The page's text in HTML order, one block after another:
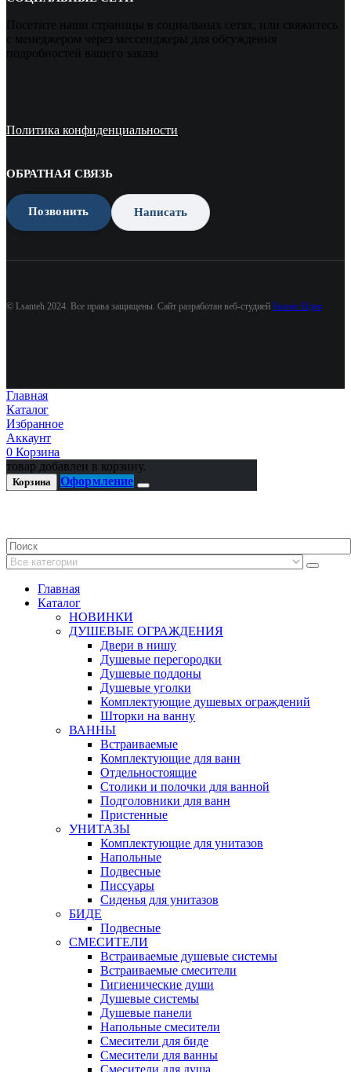
Посетите наши страницы в социальных сетях, или свяжитесь
с менеджером через мессенджеры для обсуждения
подробностей вашего заказа
Политика конфиденциальности
ОБРАТНАЯ СВЯЗЬ
Позвонить Написать
© Lsanteh 2024. Все права защищены. Сайт разработан веб-студией Бизнес Идея
Главная
Каталог
Избранное
Аккаунт
0 Корзина
товар добавлен в корзину.
Корзина Оформление
Главная
Каталог
НОВИНКИ
ДУШЕВЫЕ ОГРАЖДЕНИЯ
Двери в нишу
Душевые перегородки
Душевые поддоны
Душевые уголки
Комплектующие душевых ограждений
Шторки на ванну
ВАННЫ
Встраиваемые
Комплектующие для ванн
Отдельностоящие
Столики и полочки для ванной
Подголовники для ванн
Пристенные
УНИТАЗЫ
Комплектующие для унитазов
Напольные
Подвесные
Писсуары
Сиденья для унитазов
БИДЕ
Подвесные
СМЕСИТЕЛИ
Встраиваемые душевые системы
Встраиваемые смесители
Гигиенические души
Душевые системы
Душевые панели
Напольные смесители
Смесители для биде
Смесители для ванны